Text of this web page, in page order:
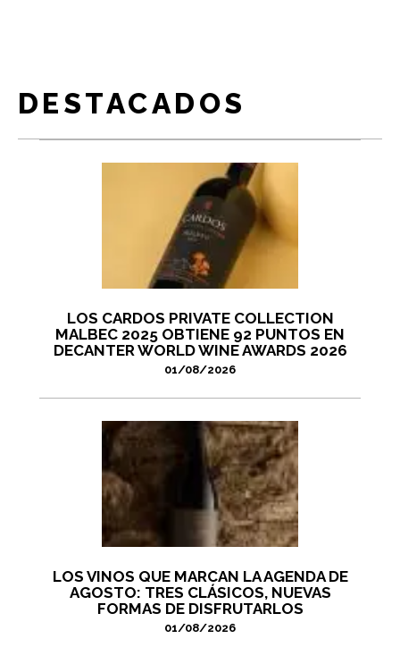
DESTACADOS
LOS CARDOS PRIVATE COLLECTION
MALBEC 2025 OBTIENE 92 PUNTOS EN
DECANTER WORLD WINE AWARDS 2026
01/08/2026
LOS VINOS QUE MARCAN LA AGENDA DE
AGOSTO: TRES CLÁSICOS, NUEVAS
FORMAS DE DISFRUTARLOS
01/08/2026